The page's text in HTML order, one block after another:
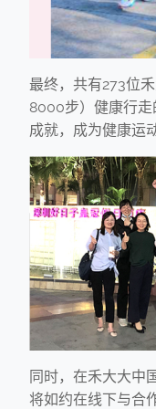
最终，共有273位
8000步）健康行
成就，成为健康运
同时，在禾大大中
将如约在线下与合